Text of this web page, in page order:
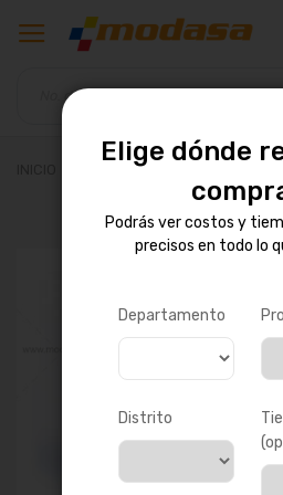
BOMBA DE AGUA
Elige dónde
Podrás ver costos y
precisos en todo lo
Departamento
Distrito